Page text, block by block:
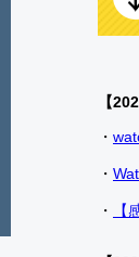
【
・
・
・